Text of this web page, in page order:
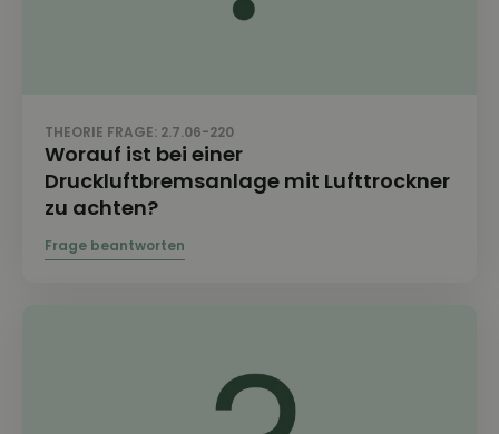
THEORIE FRAGE: 2.7.06-220
Worauf ist bei einer
Druckluftbremsanlage mit Lufttrockner
zu achten?